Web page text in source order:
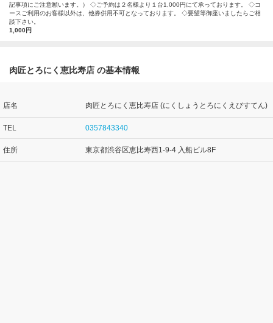
記事項にご注意願います。） ◇ご予約は２名様より１台1,000円にて承っております。 ◇コ
ースご利用のお客様以外は、他券併用不可となっております。 ◇要望等御座いましたらご相
談下さい。
1,000円
肉匠とろにく恵比寿店 の基本情報
店名 肉匠とろにく恵比寿店 (にくしょうとろにくえびすてん)
TEL 0357843340
住所 東京都渋谷区恵比寿西1-9-4 入船ビル8F